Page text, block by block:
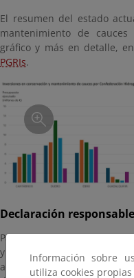
El resumen del estado
mantenimiento de
gráfico y más en detalle, en
PGRIs.
Declaración responsable
Para agilizar la ejecución
y mantenimiento de
administraciones locales,
Información sobre
utiliza cookies